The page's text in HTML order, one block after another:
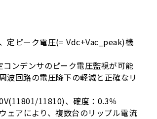
定ピーク電圧(= Vdc+Vac_peak)機
ンデンサのピーク電圧監視が可能
波回路の電圧降下の軽減と正確なリ
11810)、確度：0.3％
ェアにより、複数台のリップル電流